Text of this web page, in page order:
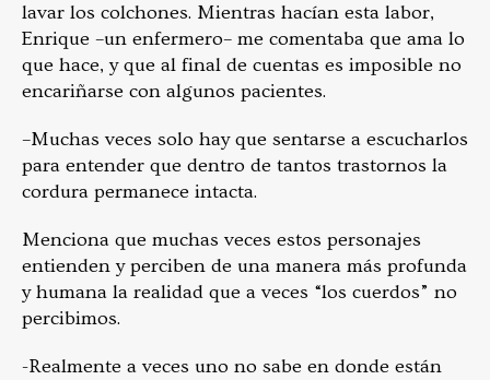
lavar los colchones. Mientras hacían esta labor,
Enrique –un enfermero– me comentaba que ama lo
que hace, y que al final de cuentas es imposible no
encariñarse con algunos pacientes.
–Muchas veces solo hay que sentarse a escucharlos
para entender que dentro de tantos trastornos la
cordura permanece intacta.
Menciona que muchas veces estos personajes
entienden y perciben de una manera más profunda
y humana la realidad que a veces “los cuerdos” no
percibimos.
-Realmente a veces uno no sabe en donde están